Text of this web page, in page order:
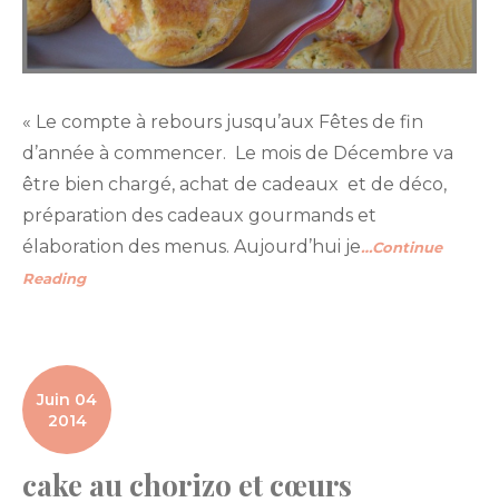
« Le compte à rebours jusqu’aux Fêtes de fin
d’année à commencer. Le mois de Décembre va
être bien chargé, achat de cadeaux et de déco,
préparation des cadeaux gourmands et
élaboration des menus. Aujourd’hui je…Continue
Reading
Juin 04
2014
cake au chorizo et cœurs